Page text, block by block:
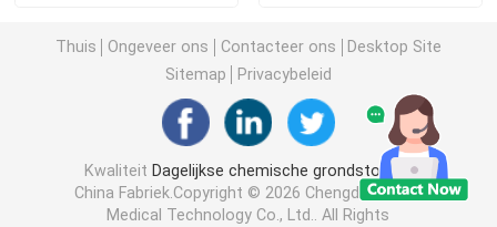
Dierenvoeradditieven
Cosmetische toevoegingen
Glaslaboratoriumflessen
Thuis Ongeveer ons Contacteer ons
Desktop Site
Sitemap
Privacybeleid
Kwaliteit Dagelijkse chemische grondstoffen
China Fabriek.Copyright © 2026 Chengdu Binarui
Medical Technology Co., Ltd.. All Rights